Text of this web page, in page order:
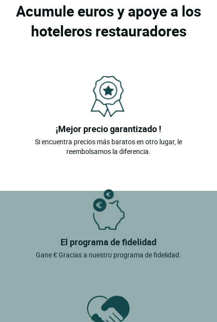
Acumule euros y apoye a los
hoteleros restauradores
¡Mejor precio garantizado !
Si encuentra precios más baratos en otro lugar, le
reembolsamos la diferencia.
El programa de fidelidad
Gane € Gracias a nuestro programa de fidelidad.